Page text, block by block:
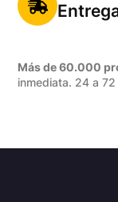
Más de 60.000
inmediata. 24 a